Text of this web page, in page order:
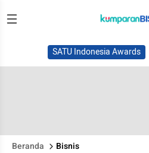
SATU Indonesia Awards
Beranda Bisnis